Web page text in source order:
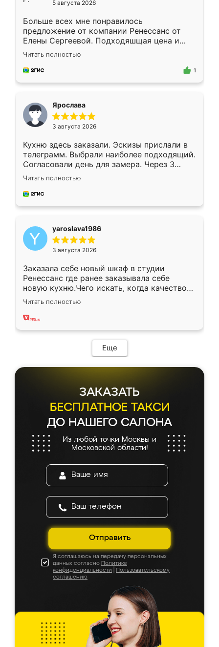
5 августа 2026
Больше всех мне понравилось
предложение от компании Ренессанс от
Елены Сергеевой. Подходяшщая цена и
короткие сроки изготовления. Приехавший
для замера сотрудник Владислав
предложил по моему эскизу самый
Читать полностью
1
Ярослава
3 августа 2026
Кухню здесь заказали. Эскизы прислали в
телеграмм. Выбрали наиболее подходящий.
Согласовали день для замера. Через 3
недели кухня была уже готова. Остались
довольны работой. Спасибо Ренессанс
мебель за качественную работу!
Читать полностью
yaroslava1986
3 августа 2026
Заказала себе новый шкаф в студии
Ренессанс где ранее заказывала себе
новую кухню.Чего искать, когда качеством
вполне довольна. Служит кухня уже почти
два года, нареканий нет.
Читать полностью
Еще
ЗАКАЗАТЬ
БЕСПЛАТНОЕ ТАКСИ
ДО НАШЕГО САЛОНА
Из любой точки Москвы и
Московской области!
Отправить
Я соглашаюсь на передачу персональных
данных согласно Политике
конфиденциальности
Пользовательскому
соглашению